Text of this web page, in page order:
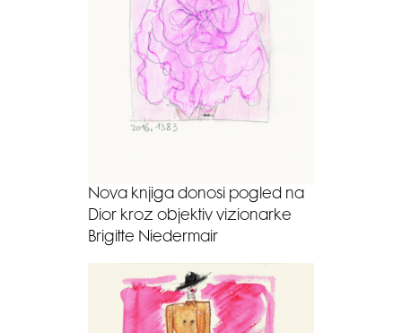
Nova knjiga donosi pogled na
Dior kroz objektiv vizionarke
Brigitte Niedermair